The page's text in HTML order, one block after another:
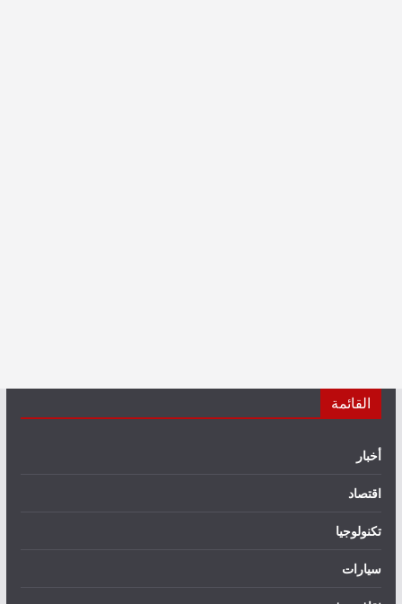
القائمة
أخبار
اقتصاد
تكنولوجيا
سيارات